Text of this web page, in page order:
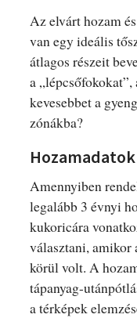
Az elvárt hozam
van egy ideális
átlagos részeit
a
kevesebbet a
zónákba?
Hozamadatok
Amennyiben
legalább 3 évnyi
kukoricára
választani, amikor
körül volt. A
tápanyag-
a térképek